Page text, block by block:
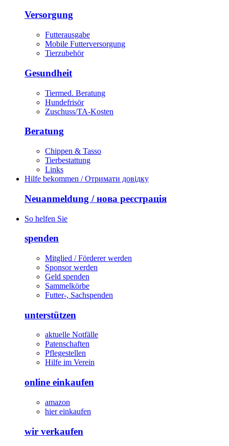
Versorgung
Futterausgabe
Mobile Futterversorgung
Tierzubehör
Gesundheit
Tiermed. Beratung
Hundefrisör
Zuschuss/TA-Kosten
Beratung
Chippen & Tasso
Tierbestattung
Links
Hilfe bekommen / Отримати довідку
Neuanmeldung / нова реєстрація
So helfen Sie
spenden
Mitglied / Förderer werden
Sponsor werden
Geld spenden
Sammelkörbe
Futter-, Sachspenden
unterstützen
aktuelle Notfälle
Patenschaften
Pflegestellen
Hilfe im Verein
online einkaufen
amazon
hier einkaufen
wir verkaufen